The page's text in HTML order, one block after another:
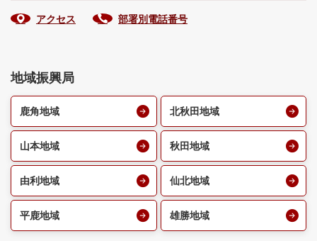
アクセス 部署別電話番号
地域振興局
鹿角地域 北秋田地域
山本地域 秋田地域
由利地域 仙北地域
平鹿地域 雄勝地域